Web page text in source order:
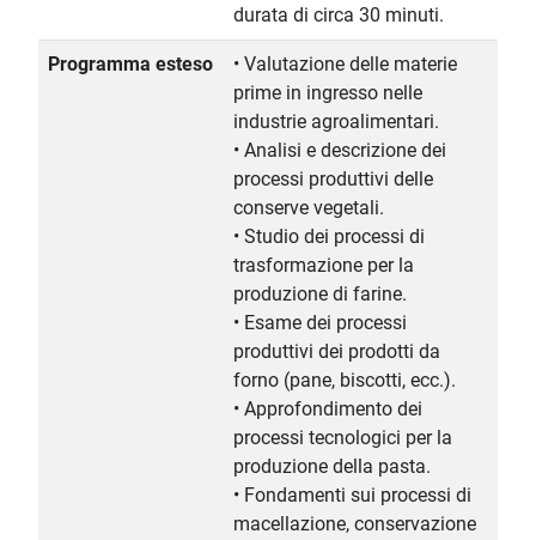
durata di circa 30 minuti.
Programma esteso
• Valutazione delle materie
prime in ingresso nelle
industrie agroalimentari.
• Analisi e descrizione dei
processi produttivi delle
conserve vegetali.
• Studio dei processi di
trasformazione per la
produzione di farine.
• Esame dei processi
produttivi dei prodotti da
forno (pane, biscotti, ecc.).
• Approfondimento dei
processi tecnologici per la
produzione della pasta.
• Fondamenti sui processi di
macellazione, conservazione